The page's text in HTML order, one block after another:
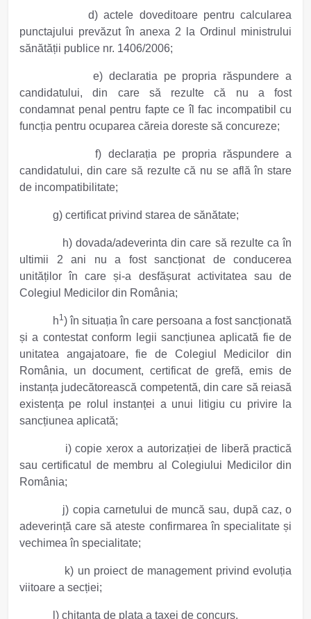
d) actele doveditoare pentru calcularea
punctajului prevăzut în anexa 2 la Ordinul ministrului
sănătății publice nr. 1406/2006;
e) declaratia pe propria răspundere a
candidatului, din care să rezulte că nu a fost
condamnat penal pentru fapte ce îl fac incompatibil cu
funcția pentru ocuparea căreia doreste să concureze;
f) declarația pe propria răspundere a
candidatului, din care să rezulte că nu se află în stare
de incompatibilitate;
g) certificat privind starea de sănătate;
h) dovada/adeverinta din care să rezulte ca în
ultimii 2 ani nu a fost sancționat de conducerea
unităților în care și-a desfășurat activitatea sau de
Colegiul Medicilor din România;
h1)în situația în care persoana a fost sancționată
și a contestat conform legii sancțiunea aplicată fie de
unitatea angajatoare, fie de Colegiul Medicilor din
România, un document, certificat de grefă, emis de
instanța judecătorească competentă, din care să reiasă
existența pe rolul instanței a unui litigiu cu privire la
sancțiunea aplicată;
i) copie xerox a autorizației de liberă practică
sau certificatul de membru al Colegiului Medicilor din
România;
j) copia carnetului de muncă sau, după caz, o
adeverință care să ateste confirmarea în specialitate și
vechimea în specialitate;
k) un proiect de management privind evoluția
viitoare a secției;
l) chitanța de plata a taxei de concurs.